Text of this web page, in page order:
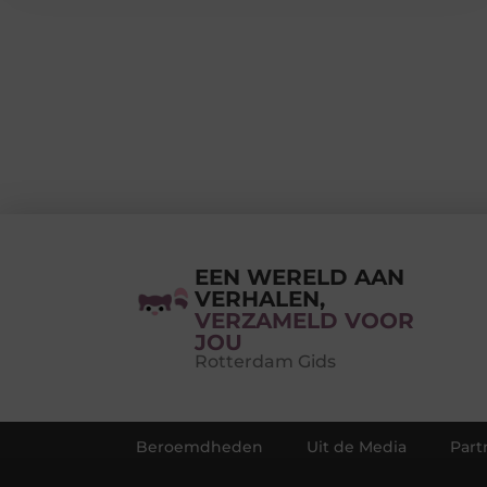
EEN WERELD AAN
VERHALEN,
VERZAMELD VOOR
JOU
Rotterdam Gids
Beroemdheden Uit de Media